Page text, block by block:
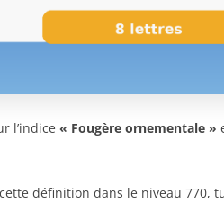
l’indice « Fougère ornementale »
définition dans le niveau 770,